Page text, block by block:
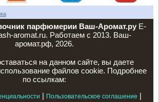
парфюмерии Ваш-Аромат.руE-
aromat.ru. Работаем с 2013. Ваш-
аромат.рф, 2026.
на данном сайте, вы даете
файлов cookie. Подробнее
по ссылкам:
| Пользовательское соглашение |